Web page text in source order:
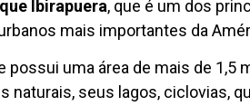
Ibirapuera, que é um dos
mais importantes da
possui uma área de mais de 1,5
naturais, seus lagos, ciclovias,